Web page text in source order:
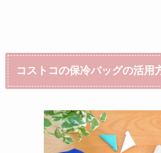
コストコの保冷バッグの活用